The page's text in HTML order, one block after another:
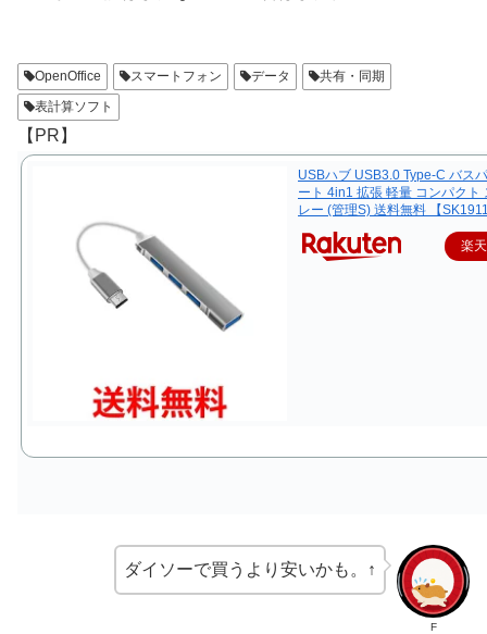
OpenOffice スマートフォン データ
共有・同期
表計算ソフト
【PR】
USBハブ USB3.0 Type-C バス
ート 4in1 拡張 軽量 コンパクト
レー (管理S) 送料無料 【
楽
F
ダイソーで買うより安いかも。↑